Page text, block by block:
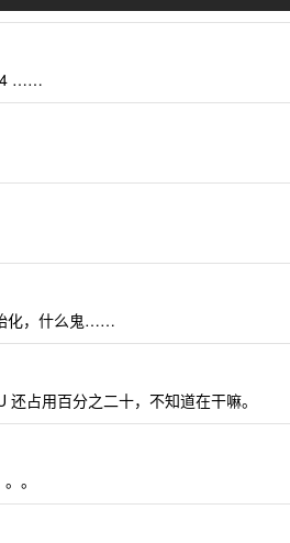
……
化，什么鬼……
占用百分之二十，不知道在干嘛。
。